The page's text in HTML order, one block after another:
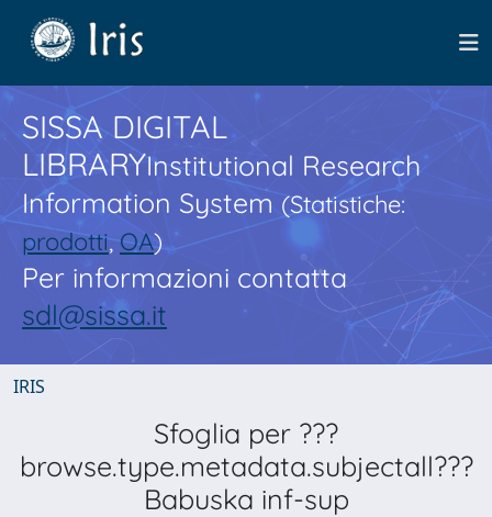
SISSA DIGITAL
LIBRARYInstitutional Research
Information System(Statistiche:
prodotti,OA)
Per informazioni contatta
sdl@sissa.it
IRIS
Sfoglia per ???
browse.type.metadata.subjectall???
Babuska inf-sup